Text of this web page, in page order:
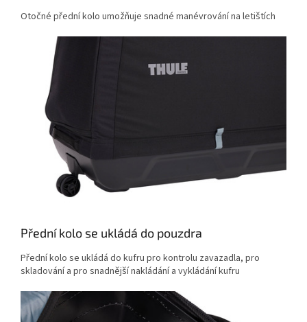
Otočné přední kolo umožňuje snadné manévrování na letištích
Přední kolo se ukládá do pouzdra
Přední kolo se ukládá do kufru pro kontrolu zavazadla, pro
skladování a pro snadnější nakládání a vykládání kufru